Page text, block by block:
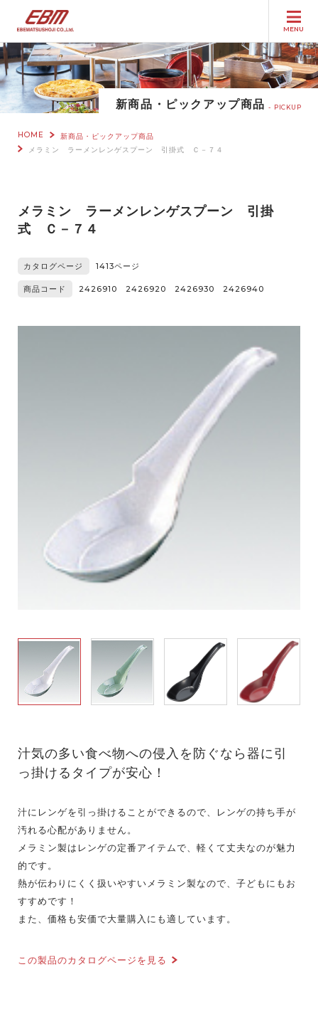
MENU
新商品・ピックアップ商品 PICKUP
HOME
新商品・ピックアップ商品
メラミン ラーメンレンゲスプーン 引掛式 Ｃ－７４
メラミン ラーメンレンゲスプーン 引掛
式 Ｃ－７４
カタログページ 1413ページ
商品コード 2426910 2426920 2426930 2426940
汁気の多い食べ物への侵入を防ぐなら器に引
っ掛けるタイプが安心！
汁にレンゲを引っ掛けることができるので、レンゲの持ち手が
汚れる心配がありません。
メラミン製はレンゲの定番アイテムで、軽くて丈夫なのが魅力
的です。
熱が伝わりにくく扱いやすいメラミン製なので、子どもにもお
すすめです！
また、価格も安価で大量購入にも適しています。
この製品のカタログページを見る